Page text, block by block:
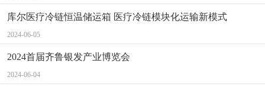
库尔医疗冷链恒温储运箱 医疗冷链模块化运输新模式
2024-06-05
2024首届齐鲁银发产业博览会
2024-06-04